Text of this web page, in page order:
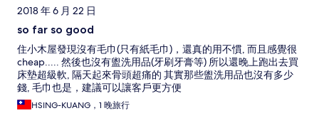
2018 年 6 月 22 日
so far so good
住小木屋發現沒有毛巾(只有紙毛巾)，還真的用不慣, 而且感覺很
cheap..... 然後也沒有盥洗用品(牙刷牙膏等) 所以還晚上跑出去買
床墊超級軟, 隔天起來骨頭超痛的 其實那些盥洗用品也沒有多少
錢, 毛巾也是，建議可以讓客戶更方便
HSING-KUANG，1 晚旅行